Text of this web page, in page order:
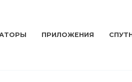
ПРИЛОЖЕНИЯ